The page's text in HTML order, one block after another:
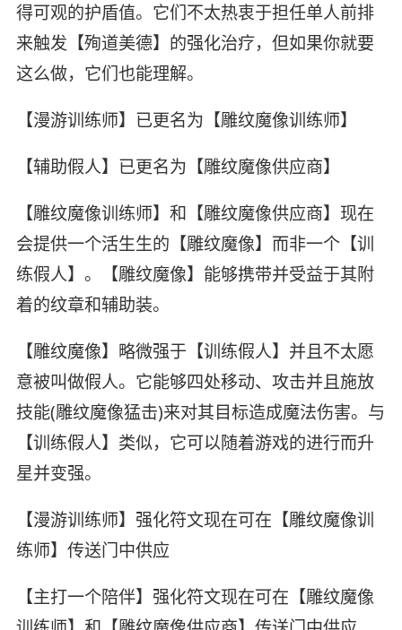
得可观的护盾值。它们不太热衷于担任单人前排
来触发【殉道美德】的强化治疗，但如果你就要
这么做，它们也能理解。
【漫游训练师】已更名为【雕纹魔像训练师】
【辅助假人】已更名为【雕纹魔像供应商】
【雕纹魔像训练师】和【雕纹魔像供应商】现在
会提供一个活生生的【雕纹魔像】而非一个【训
练假人】。【雕纹魔像】能够携带并受益于其附
着的纹章和辅助装。
【雕纹魔像】略微强于【训练假人】并且不太愿
意被叫做假人。它能够四处移动、攻击并且施放
技能(雕纹魔像猛击)来对其目标造成魔法伤害。与
【训练假人】类似，它可以随着游戏的进行而升
星并变强。
【漫游训练师】强化符文现在可在【雕纹魔像训
练师】传送门中供应
【主打一个陪伴】强化符文现在可在【雕纹魔像